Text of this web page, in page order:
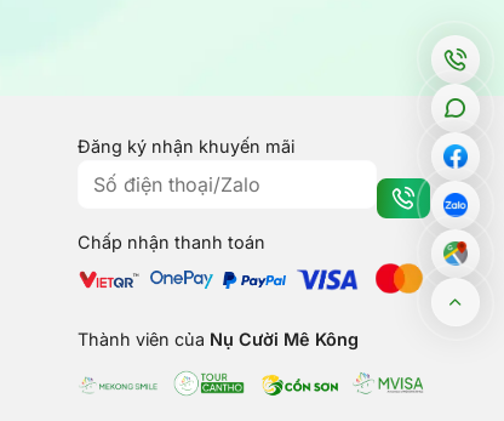
Đăng ký nhận khuyến mãi
Chấp nhận thanh toán
Thành viên của Nụ Cười Mê Kông